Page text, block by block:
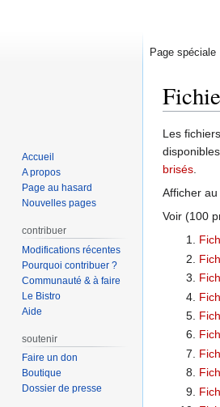
Aller
à
la
navigation
Aller
à
la
recherche
Les
brisés.
Afficher
Voir (100
Page spéciale
Accueil
A propos
Page au hasard
Nouvelles pages
contribuer
Modifications récentes
Pourquoi contribuer ?
Communauté & à faire
Le Bistro
Aide
soutenir
Faire un don
Boutique
Dossier de presse